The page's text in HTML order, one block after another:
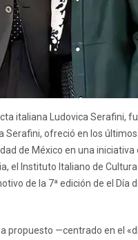
italiana Ludovica Serafini,
Serafini, ofreció en los
de México en una iniciativa
el Instituto Italiano de Cultura
de la 7ª edición de el Día
propuesto —centrado en el